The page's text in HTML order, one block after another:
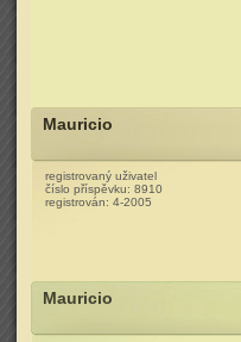
Mauricio
registrovaný uživatel
číslo příspěvku: 8910
registrován: 4-2005
Mauricio